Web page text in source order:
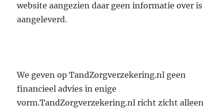
website aangezien daar geen informatie over is
aangeleverd.
We geven op TandZorgverzekering.nl geen
financieel advies in enige
vorm.TandZorgverzekering.nl richt zicht alleen